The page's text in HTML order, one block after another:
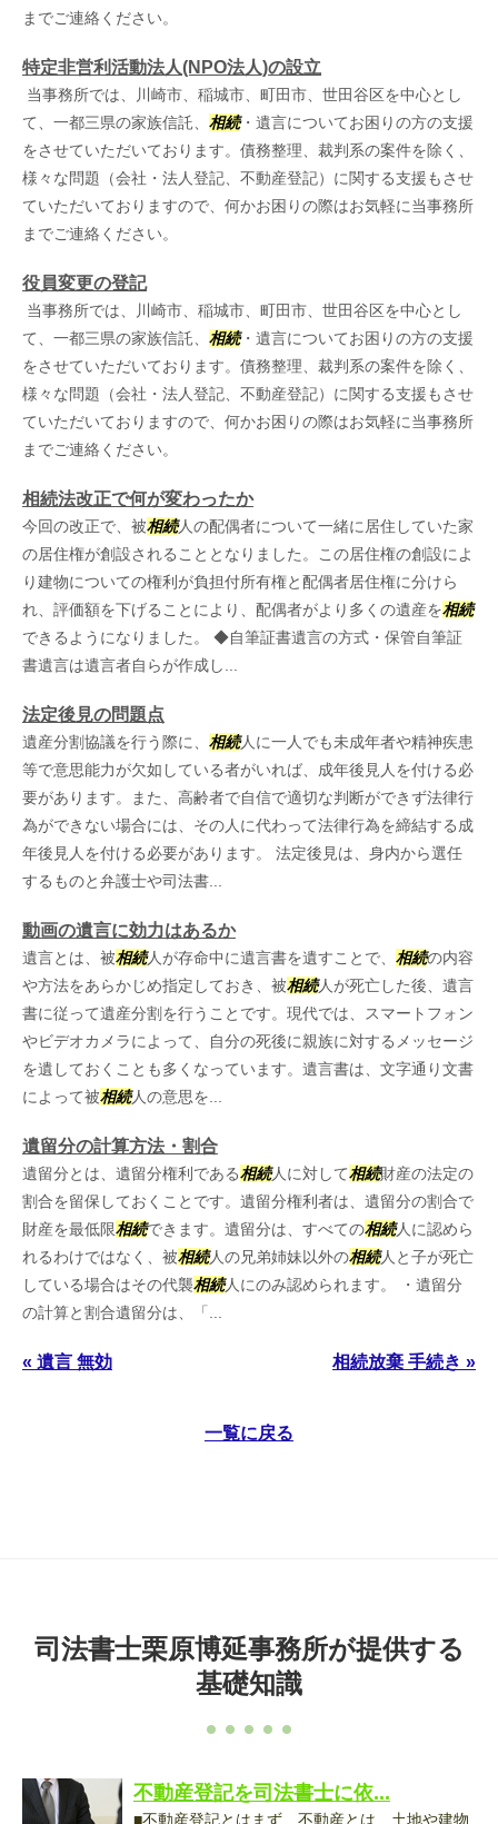
までご連絡ください。
特定非営利活動法人(NPO法人)の設立
当事務所では、川崎市、稲城市、町田市、世田谷区を中心とし
て、一都三県の家族信託、 相続・遺言についてお困りの方の支援
をさせていただいております。債務整理、裁判系の案件を除く、
様々な問題（会社・法人登記、不動産登記）に関する支援もさせ
ていただいておりますので、何かお困りの際はお気軽に当事務所
までご連絡ください。
役員変更の登記
当事務所では、川崎市、稲城市、町田市、世田谷区を中心とし
て、一都三県の家族信託、 相続・遺言についてお困りの方の支援
をさせていただいております。債務整理、裁判系の案件を除く、
様々な問題（会社・法人登記、不動産登記）に関する支援もさせ
ていただいておりますので、何かお困りの際はお気軽に当事務所
までご連絡ください。
相続法改正で何が変わったか
今回の改正で、被相続人の配偶者について一緒に居住していた家
の居住権が創設されることとなりました。この居住権の創設によ
り建物についての権利が負担付所有権と配偶者居住権に分けら
れ、評価額を下げることにより、配偶者がより多くの遺産を相続
できるようになりました。 ◆自筆証書遺言の方式・保管自筆証
書遺言は遺言者自らが作成し...
法定後見の問題点
遺産分割協議を行う際に、 相続人に一人でも未成年者や精神疾患
等で意思能力が欠如している者がいれば、成年後見人を付ける必
要があります。また、高齢者で自信で適切な判断ができず法律行
為ができない場合には、その人に代わって法律行為を締結する成
年後見人を付ける必要があります。 法定後見は、身内から選任
するものと弁護士や司法書...
動画の遺言に効力はあるか
遺言とは、被相続人が存命中に遺言書を遺すことで、 相続の内容
や方法をあらかじめ指定しておき、被相続人が死亡した後、遺言
書に従って遺産分割を行うことです。現代では、スマートフォン
やビデオカメラによって、自分の死後に親族に対するメッセージ
を遺しておくことも多くなっています。遺言書は、文字通り文書
によって被相続人の意思を...
遺留分の計算方法・割合
遺留分とは、遺留分権利である相続人に対して相続財産の法定の
割合を留保しておくことです。遺留分権利者は、遺留分の割合で
財産を最低限相続できます。遺留分は、すべての相続人に認めら
れるわけではなく、被相続人の兄弟姉妹以外の相続人と子が死亡
している場合はその代襲相続人にのみ認められます。 ・遺留分
の計算と割合遺留分は、「...
« 遺言 無効 相続放棄 手続き »
一覧に戻る
司法書士栗原博延事務所が提供する
基礎知識
不動産登記を司法書士に依...
■不動産登記とはまず、不動産とは、土地や建物